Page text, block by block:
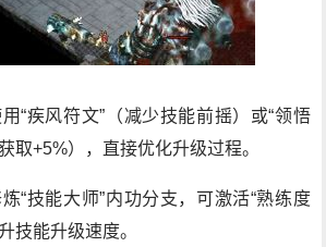
“疾风符文”（减少技能前摇）或“领悟
取+5%），直接优化升级过程。
“技能大师”内功分支，可激活“熟练度
技能升级速度。